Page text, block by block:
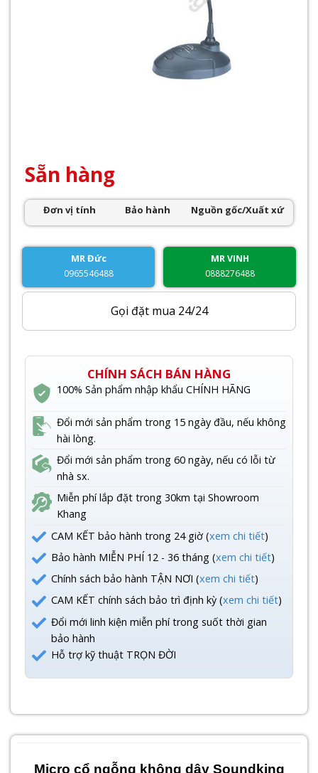
Sẵn hàng
Đơn vị tính Bảo hành Nguồn gốc/Xuất xứ
MR Đức
0965546488
MR VINH
0888276488
Gọi đặt mua 24/24
CHÍNH SÁCH BÁN HÀNG
100% Sản phẩm nhập khẩu CHÍNH HÃNG
Đổi mới sản phẩm trong 15 ngày đầu, nếu không
hài lòng.
Đổi mới sản phẩm trong 60 ngày, nếu có lỗi từ
nhà sx.
Miễn phí lắp đặt trong 30km tại Showroom
Khang
CAM KẾT bảo hành trong 24 giờ (xem chi tiết)
Bảo hành MIỄN PHÍ 12 - 36 tháng (xem chi tiết)
Chính sách bảo hành TẬN NƠI (xem chi tiết)
CAM KẾT chính sách bảo trì định kỳ (xem chi tiết)
Đổi mới linh kiện miễn phí trong suốt thời gian
bảo hành
Hỗ trợ kỹ thuật TRỌN ĐỜI
Micro cổ ngỗng không dây Soundking